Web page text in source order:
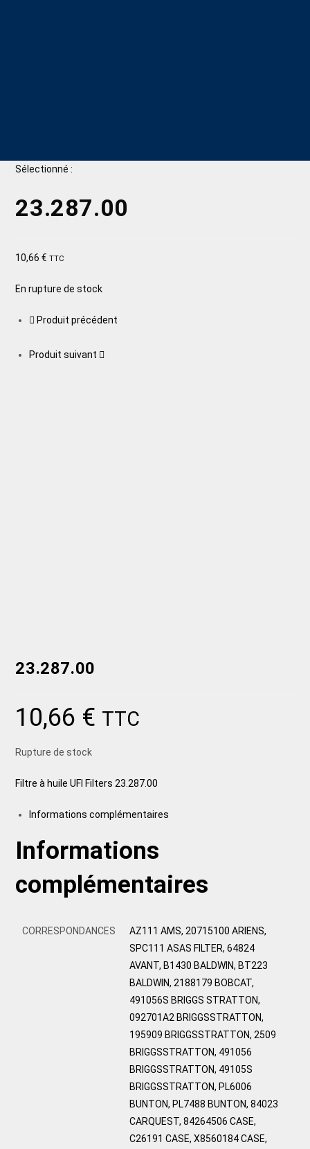
Sélectionné :
23.287.00
10,66€ TTC
En rupture de stock
Produit précédent
Produit suivant
23.287.00
10,66 € TTC
Rupture de stock
Filtre à huile UFI Filters 23.287.00
Informations complémentaires
Informations
complémentaires
CORRESPONDANCES
AZ111 AMS, 20715100 ARIENS,
SPC111 ASAS FILTER, 64824
AVANT, B1430 BALDWIN, BT223
BALDWIN, 2188179 BOBCAT,
491056S BRIGGS STRATTON,
092701A2 BRIGGSSTRATTON,
195909 BRIGGSSTRATTON, 2509
BRIGGSSTRATTON, 491056
BRIGGSSTRATTON, 49105S
BRIGGSSTRATTON, PL6006
BUNTON, PL7488 BUNTON, 84023
CARQUEST, 84264506 CASE,
C26191 CASE, X8560184 CASE,